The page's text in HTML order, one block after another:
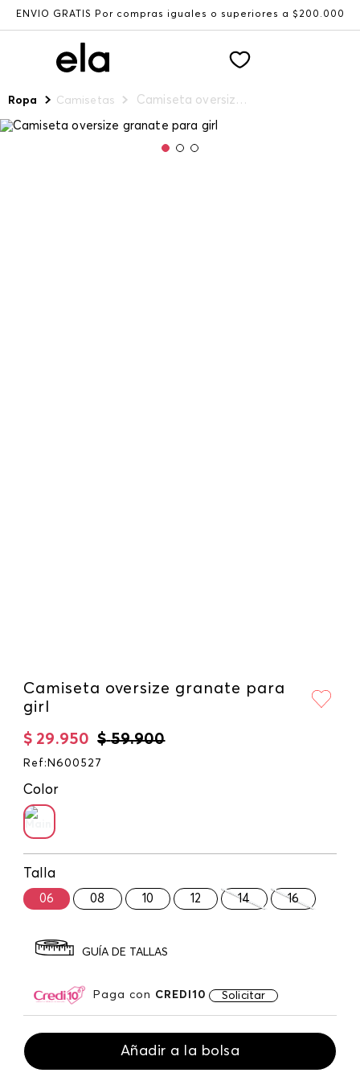
ENVÍO GRATIS Por compras iguales o superiores a $200.000
Ropa Camisetas Camiseta oversize granate para girl
Camiseta oversize granate para
girl
$ 59.900
$ 29.950
Ref : N600527
Color
Talla
06 08 10 12 14 16
GUÍA DE TALLAS
Paga con CREDI10 Solicitar
Añadir a la bolsa